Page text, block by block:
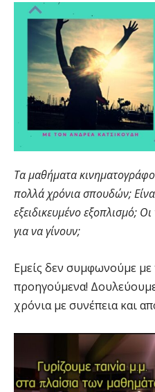
Τα μαθήματα
πολλά χρόνια σπουδών;
εξειδικευμένο εξοπλισμό;
για να γίνουν;
Εμείς δεν συμφωνούμε με
προηγούμενα!
χρόνια με συνέπεια και